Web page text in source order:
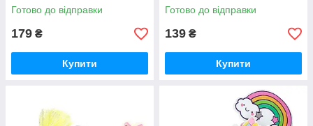
Готово до відправки
179 ₴
Купити
Готово до відправки
139 ₴
Купити